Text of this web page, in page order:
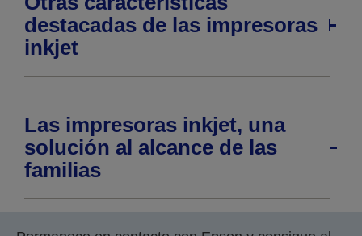
destacadas de las impresoras
inkjet
Las impresoras inkjet, una
solución al alcance de las
familias